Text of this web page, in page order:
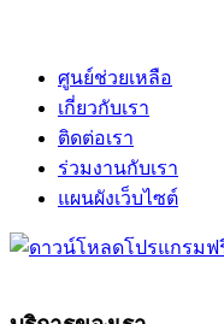
ศูนย์ช่วยเหลือ
เกี่ยวกับเรา
ติดต่อเรา
ร่วมงานกับเรา
แผนผังเว็บไซต์